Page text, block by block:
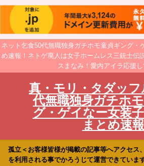
ネット乞食50代無職独身ガチホモ童貞ギング・
め速報！ネトゲ廃人は女子ホームレス三銃士伝
スまなみ！愛内アイラ応援し
真・モリ・タダッフ
代無職独身ガチホ
グ・ゲイなー女装
まとめ速報
孤立＜お客様皆様が掲載の記事等へアクセス
を利用される事でかろうじて運営できていま